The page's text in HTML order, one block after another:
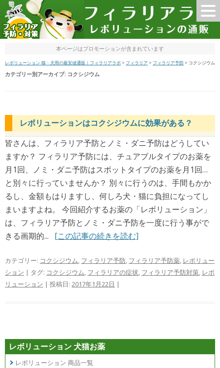
本ページはプロモーションが含まれています
レボリューション 猫・犬用の最安値通販｜フィラリアラボ > フィラリア > フィラリア予防 > コクシジウム
カテゴリー別アーカイブ: コクシジウム
レボリューションはコクシジウムに効果がある？
皆さんは、フィラリア予防とノミ・ダニ予防はどうしてい
ますか？ フィラリア予防には、チュアブルタイプのお薬を
月1回、ノミ・ダニ予防はスポットタイプのお薬を月1回…
と別々に行っていませんか？ 別々に行うのは、手間もかか
るし、金額もはりますし、何しろ犬・猫に負担になってし
まいますよね。 今回紹介するお薬の「レボリューション」
は、フィラリア予防とノミ・ダニ予防を一度に行う事がで
きる画期的... [この記事の続きを読む]
カテゴリー: コクシジウム, フィラリア予防, フィラリア予防薬, レボリュー
ション | タグ: コクシジウム, フィラリアの症状, フィラリア予防対策, レボ
リューション | 投稿日: 2017年1月22日 |
レボリューション 犬猫お薬
レボリューション 商品一覧